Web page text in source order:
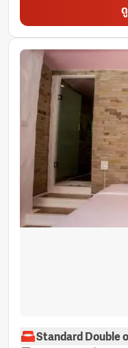
ระเ
ห้องสุขาเพิ่มเติม
เตียงสำ
ผลิตภัณฑ์ทำความสะอาด
เก้าอี้สูง
ก่อให้เกิดอาการภู
บริการด้านความปลอดภัย
โซฟา
โทรศัพท์ ฟรีของใ
ห้องอาบน้ำฝักบัวแบบวอล์คอิ
Standard Double